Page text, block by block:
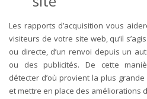
Les rapports d’acquisition vous
visiteurs de votre site web, qu’il
ou directe, d’un renvoi depuis un
ou des publicités. De cette
détecter d’où provient la plus
et mettre en place des améliorations